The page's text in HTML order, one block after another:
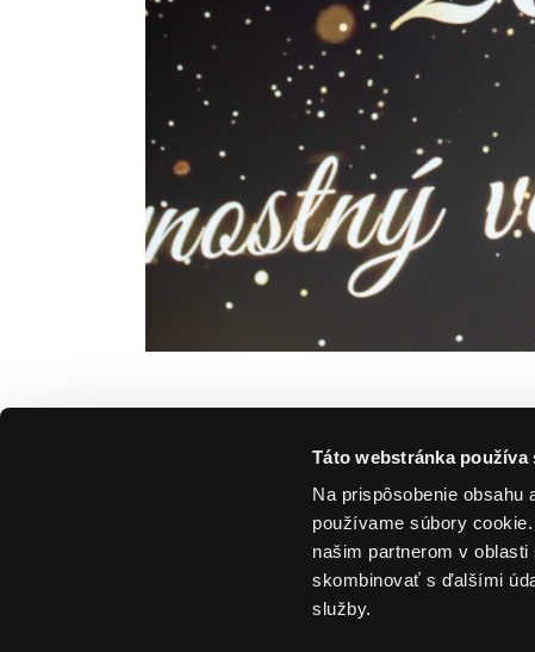
Táto webstránka používa
Na prispôsobenie
používame súbory
našim partnerom v
skombinovať s ďalšími
služby.
[email-subscribers namefield="NO"